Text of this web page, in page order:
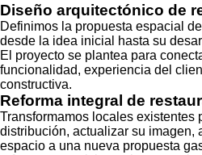
Diseño arquitectónico de
Definimos la propuesta espacial
desde la idea inicial hasta su
El proyecto se plantea para
funcionalidad, experiencia del
constructiva.
Reforma integral de
Transformamos locales existentes
distribución, actualizar su imagen,
espacio a una nueva propuesta